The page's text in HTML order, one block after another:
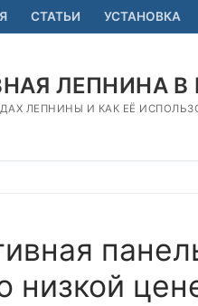
СТАТЬИ УСТАНОВКА
ЛЕПНИНА В
ЛЕПНИНЫ И КАК ЕЁ
низкой